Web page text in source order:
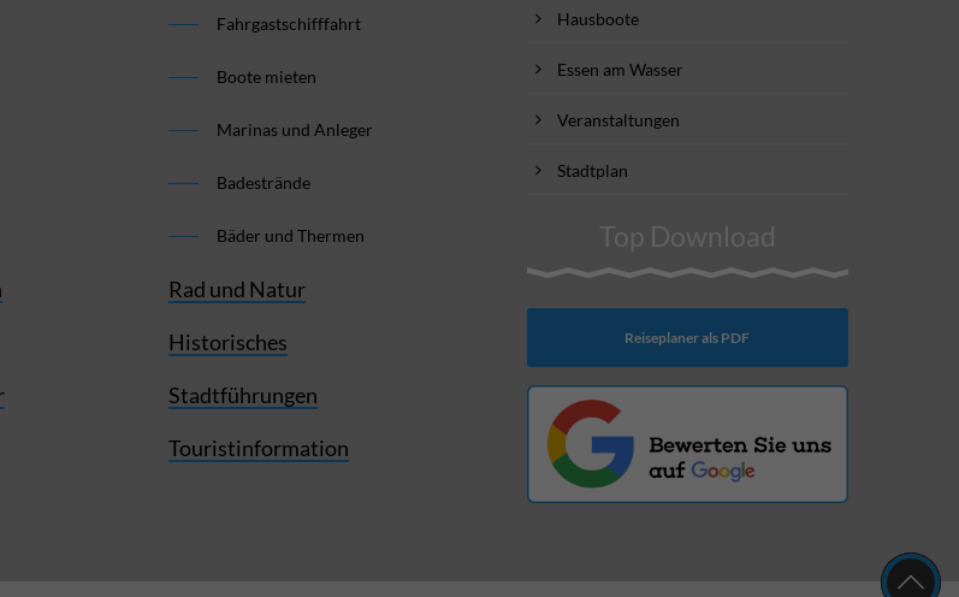
Fahrgastschifffahrt
Boote mieten
Marinas und Anleger
Badestrände
Bäder und Thermen
Rad und Natur
Historisches
Stadtführungen
Touristinformation
Hausboote
Essen am Wasser
Veranstaltungen
Stadtplan
Top Download
Reiseplaner als PDF